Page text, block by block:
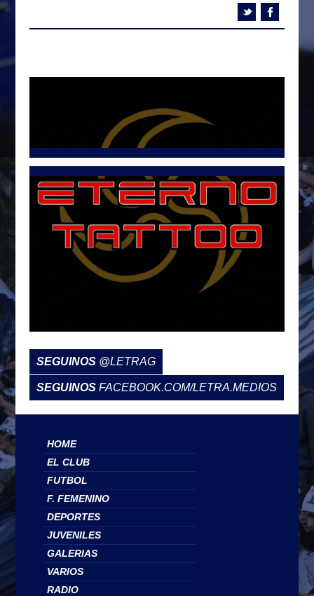
SEGUINOS @LETRAG
SEGUINOSFACEBOOK.COM/LETRA.MEDIOS
HOME
EL CLUB
FUTBOL
F. FEMENINO
DEPORTES
JUVENILES
GALERIAS
VARIOS
RADIO